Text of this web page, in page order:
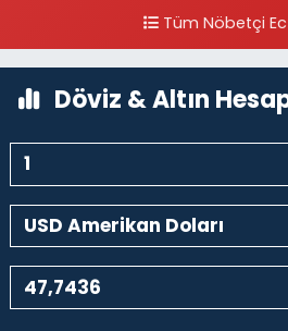
0 (212) 297 96 92 Yol Tarifi Al
Tüm Nöbetçi
Döviz & Altın